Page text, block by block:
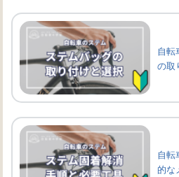
自転
の取
自転
的な